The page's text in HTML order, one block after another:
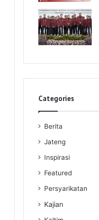
Categories
Berita
Jateng
Inspirasi
Featured
Persyarikatan
Kajian